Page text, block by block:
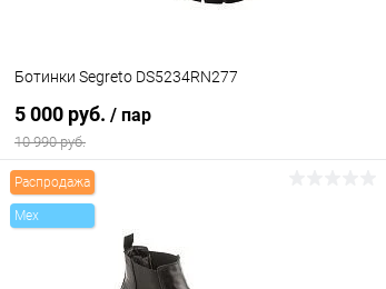
Ботинки Segreto DS5234RN277
5 000 руб. / пар
10 990 руб.
Купить в 1 клик
Распродажа
Mex